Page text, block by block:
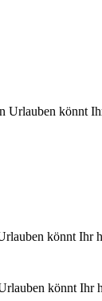
Urlauben könnt
könnt Ihr
könnt Ihr